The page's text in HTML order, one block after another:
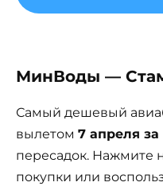
МинВоды —
Самый дешевый
вылетом 7 апреля
пересадок. Нажмите
покупки или